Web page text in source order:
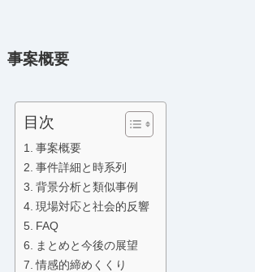
事案概要
目次
事案概要
事件詳細と時系列
背景分析と類似事例
現場対応と社会的反響
FAQ
まとめと今後の展望
情感的締めくくり